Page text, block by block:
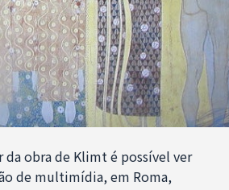
da obra de Klimt é possível ver
de multimídia, em Roma,